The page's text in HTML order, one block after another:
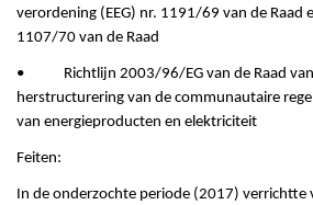
verordening (EEG) nr. 1191/69 van de Raad
1107/70 van de Raad
• Richtlijn 2003/96/EG van de Raad
herstructurering van de communautaire
van energieproducten en elektriciteit
Feiten:
In de onderzochte periode (2017) verrichtte